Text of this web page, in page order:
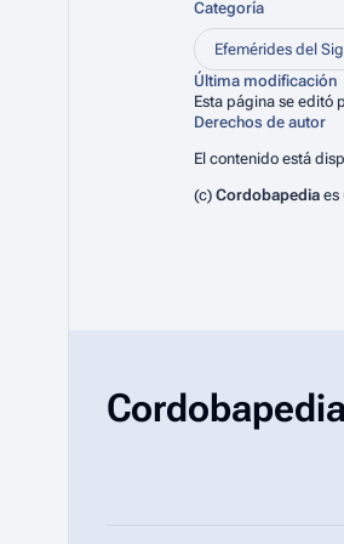
Categoría
Efemérides del
Última modificación
Esta página se editó
Derechos de autor
El contenido está
(c) Cordobapedia es
Cordobapedia